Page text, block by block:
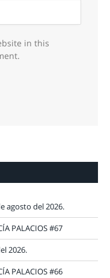
in this
agosto del 2026.
PALACIOS #67
2026.
PALACIOS #66